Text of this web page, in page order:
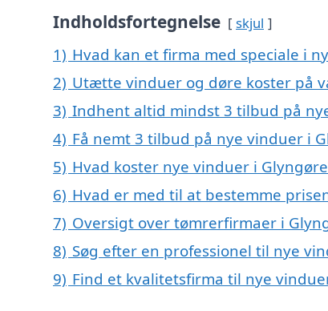
Indholdsfortegnelse skjul
1) Hvad kan et firma med speciale i
2) Utætte vinduer og døre koster på
3) Indhent altid mindst 3 tilbud på
4) Få nemt 3 tilbud på nye vinduer i
5) Hvad koster nye vinduer i
6) Hvad er med til at bestemme
7) Oversigt over tømrerfirmaer i
8) Søg efter en professionel til nye
9) Find et kvalitetsfirma til nye